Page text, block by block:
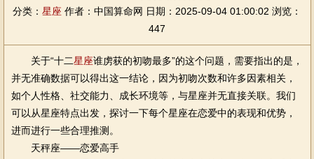
分类： 星座 作者：中国算命网 日期：2025-09-04 01:00:02 浏览：
447
关于“十二星座谁虏获的初吻最多”的这个问题，需要指出的是，
并无准确数据可以得出这一结论，因为初吻次数和许多因素相关，
如个人性格、社交能力、成长环境等，与星座并无直接关联。我们
可以从星座特点出发，探讨一下每个星座在恋爱中的表现和优势，
进而进行一些合理推测。
天秤座——恋爱高手